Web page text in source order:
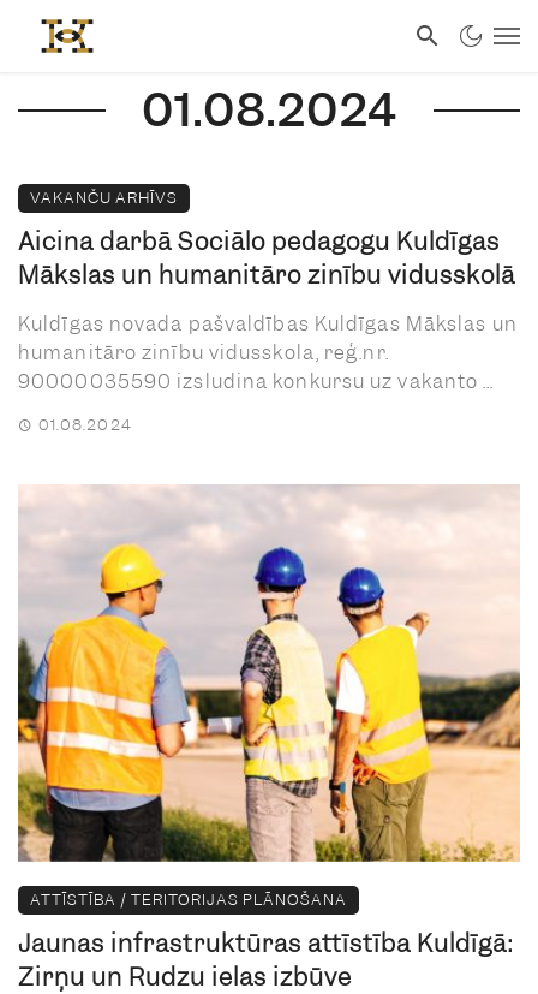
01.08.2024
VAKANČU ARHĪVS
Aicina darbā Sociālo pedagogu Kuldīgas
Mākslas un humanitāro zinību vidusskolā
Kuldīgas novada pašvaldības Kuldīgas Mākslas un
humanitāro zinību vidusskola, reģ.nr.
90000035590 izsludina konkursu uz vakanto ...
01.08.2024
ATTĪSTĪBA / TERITORIJAS PLĀNOŠANA
Jaunas infrastruktūras attīstība Kuldīgā:
Zirņu un Rudzu ielas izbūve